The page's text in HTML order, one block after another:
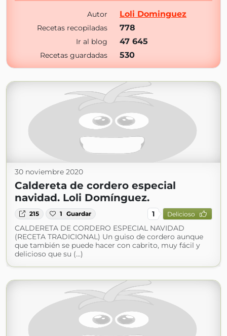
Autor Loli Dominguez
Recetas recopiladas 778
Ir al blog 47 645
Recetas guardadas 530
30 noviembre 2020
Caldereta de cordero especial
navidad. Loli Domínguez.
215 1 Guardar 1 Delicioso
CALDERETA DE CORDERO ESPECIAL NAVIDAD
(RECETA TRADICIONAL) Un guiso de cordero aunque
que también se puede hacer con cabrito, muy fácil y
delicioso que su (...)